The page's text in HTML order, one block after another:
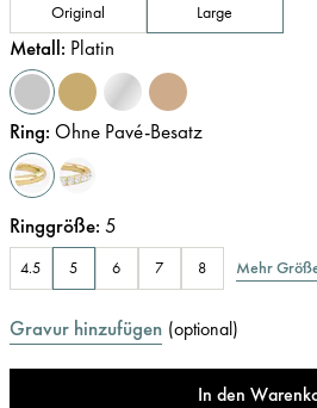
Original Large
Metall: Platin
Ring: Ohne Pavé-Besatz
Ringgröße: 5
4.5 5 6 7 8 Mehr
Gravur hinzufügen (optional)
In den